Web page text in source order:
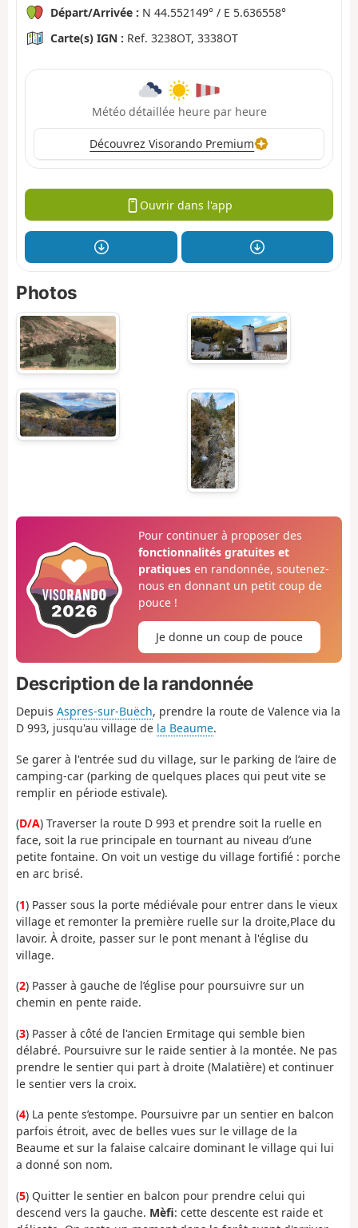
Départ/Arrivée : N 44.552149° / E 5.636558°
Carte(s) IGN : Ref. 3238OT, 3338OT
Météo détaillée heure par heure
Découvrez Visorando Premium
Ouvrir dans l'app
Photos
Pour continuer à proposer des
fonctionnalités gratuites et
pratiquesen randonnée, soutenez-
nous en donnant un petit coup de
pouce !
Je donne un coup de pouce
Description de la randonnée
Depuis Aspres-sur-Buëch, prendre la route de Valence via la
D 993, jusqu'au village de la Beaume.
Se garer à l'entrée sud du village, sur le parking de l’aire de
camping-car (parking de quelques places qui peut vite se
remplir en période estivale).
(D/A) Traverser la route D 993 et prendre soit la ruelle en
face, soit la rue principale en tournant au niveau d’une
petite fontaine. On voit un vestige du village fortifié : porche
en arc brisé.
(1) Passer sous la porte médiévale pour entrer dans le vieux
village et remonter la première ruelle sur la droite,Place du
lavoir. À droite, passer sur le pont menant à l'église du
village.
(2) Passer à gauche de l’église pour poursuivre sur un
chemin en pente raide.
(3) Passer à côté de l'ancien Ermitage qui semble bien
délabré. Poursuivre sur le raide sentier à la montée. Ne pas
prendre le sentier qui part à droite (Malatière) et continuer
le sentier vers la croix.
(4) La pente s’estompe. Poursuivre par un sentier en balcon
parfois étroit, avec de belles vues sur le village de la
Beaume et sur la falaise calcaire dominant le village qui lui
a donné son nom.
(5) Quitter le sentier en balcon pour prendre celui qui
descend vers la gauche. Mèfi: cette descente est raide et